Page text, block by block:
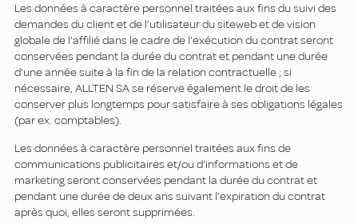
Les données à caractère personnel traitées aux fins du suivi des
demandes du client et de l’utilisateur du siteweb et de vision
globale de l’affilié dans le cadre de l’exécution du contrat seront
conservées pendant la durée du contrat et pendant une durée
d’une année suite à la fin de la relation contractuelle ; si
nécessaire, ALLTEN SA se réserve également le droit de les
conserver plus longtemps pour satisfaire à ses obligations légales
(par ex. comptables).
Les données à caractère personnel traitées aux fins de
communications publicitaires et/ou d’informations et de
marketing seront conservées pendant la durée du contrat et
pendant une durée de deux ans suivant l’expiration du contrat
après quoi, elles seront supprimées.